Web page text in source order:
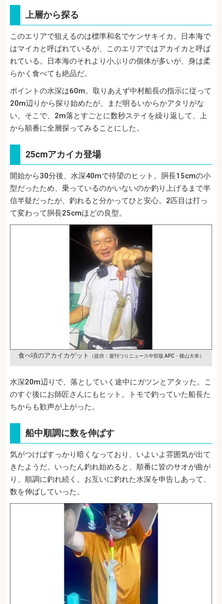
上層から探る
このエリアで狙えるのは標準和名でケンサキイカ。日本海で
はマイカと呼ばれているが、このエリアではアカイカと呼ば
れている。日本海のそれより小ぶりの個体が多いが、身は柔
らかく食べても絶品だ。
ポイントの水深は60m。取りあえず中村船長の指示に従って
20m辺りから探り始めたが、まだ明るいからかアタリがな
い。そこで、2m落とすごとに数秒ステイを繰り返して、上
から順番に全層探ってみることにした。
25cmアカイカ登場
開始から30分後、水深40mで待望のヒット。胴長15cmの小
型だったため、乗っているのかいないのか釣り上げるまで半
信半疑だったが、釣れると分かってひと安心。2匹目は打っ
て変わって胴長25cmほどの良型。
食べ頃のアカイカゲット （提供：週刊つりニュース中部版 APC・横山大幸）
水深20m辺りで、落としていく途中にガツンとアタッた。こ
のすぐ後にお師匠さんにもヒット。トモで釣っていた船長た
ちからも歓声が上がった。
船中順調に数を伸ばす
気がつけばすっかり暗くなっており、いよいよ雰囲気が出て
きたようだ。いったん釣れ始めると、順番に皆のサオが曲が
り、順調に釣れ続く。お互いに釣れた水深を申告しあって、
数を伸ばしていった。